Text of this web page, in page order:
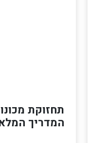
תחזוקת
המדריך